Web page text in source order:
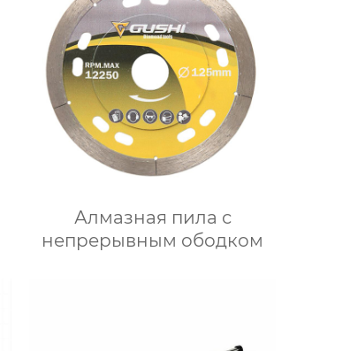
Алмазная пила с
непрерывным ободком